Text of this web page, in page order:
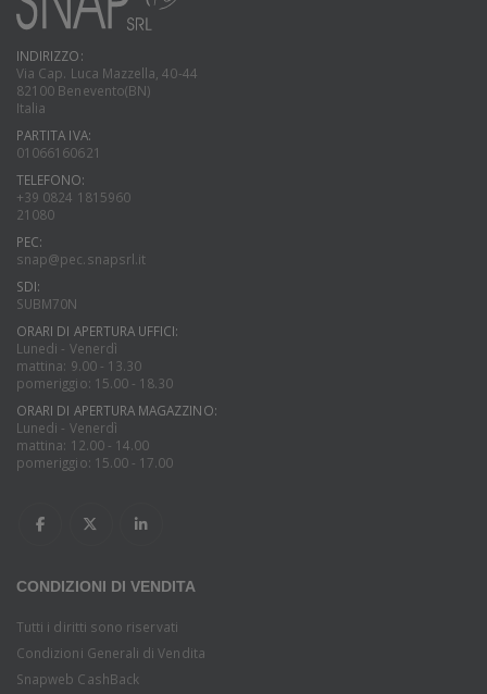
INDIRIZZO:
Via Cap. Luca Mazzella, 40-44
82100 Benevento(BN)
Italia
PARTITA IVA:
01066160621
TELEFONO:
+39 0824 1815960
21080
PEC:
snap@pec.snapsrl.it
SDI:
SUBM70N
ORARI DI APERTURA UFFICI:
Lunedi - Venerdì
mattina: 9.00 - 13.30
pomeriggio: 15.00 - 18.30
ORARI DI APERTURA MAGAZZINO:
Lunedi - Venerdì
mattina: 12.00 - 14.00
pomeriggio: 15.00 - 17.00
CONDIZIONI DI VENDITA
Tutti i diritti sono riservati
Condizioni Generali di Vendita
Snapweb CashBack